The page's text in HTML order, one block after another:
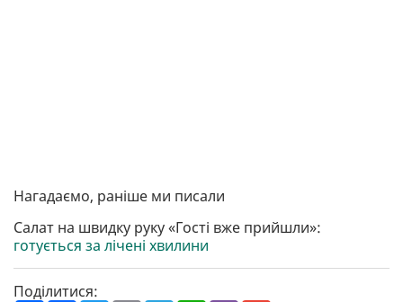
Нагадаємо, раніше ми писали
Салат на швидку руку «Гості вже прийшли»:
готується за лічені хвилини
Поділитися: